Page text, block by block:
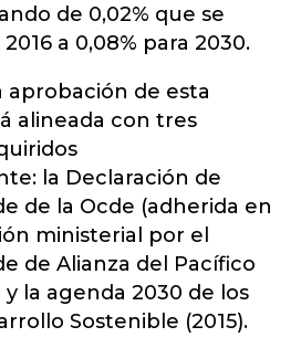
de 0,02% que se
a 0,08% para 2030.
aprobación de esta
alineada con tres
la Declaración de
de la Ocde (adherida en
ministerial por el
de Alianza del Pacífico
y la agenda 2030 de los
Sostenible (2015).